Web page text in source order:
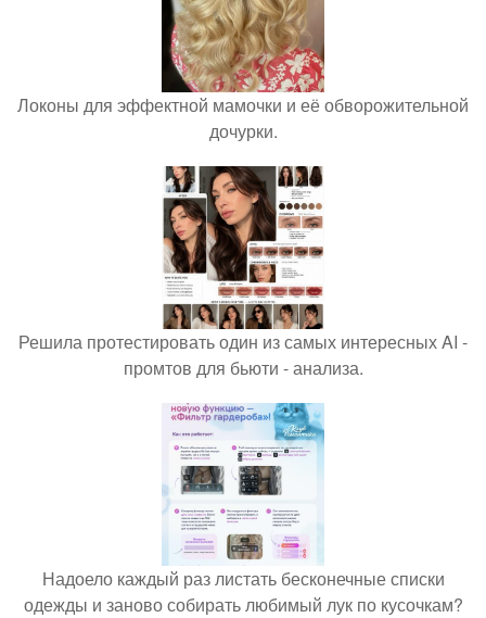
Локоны для эффектной мамочки и её обворожительной
дочурки.
Решила протестировать один из самых интересных AI -
промтов для бьюти - анализа.
Надоело каждый раз листать бесконечные списки
одежды и заново собирать любимый лук по кусочкам?